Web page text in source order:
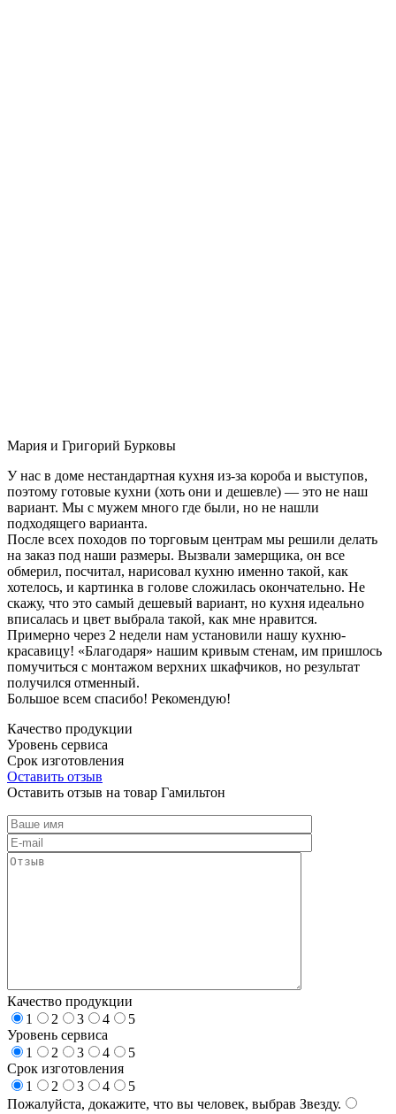
Мария и Григорий Бурковы
У нас в доме нестандартная кухня из-за короба и выступов,
поэтому готовые кухни (хоть они и дешевле) — это не наш
вариант. Мы с мужем много где были, но не нашли
подходящего варианта.
После всех походов по торговым центрам мы решили делать
на заказ под наши размеры. Вызвали замерщика, он все
обмерил, посчитал, нарисовал кухню именно такой, как
хотелось, и картинка в голове сложилась окончательно. Не
скажу, что это самый дешевый вариант, но кухня идеально
вписалась и цвет выбрала такой, как мне нравится.
Примерно через 2 недели нам установили нашу кухню-
красавицу! «Благодаря» нашим кривым стенам, им пришлось
помучиться с монтажом верхних шкафчиков, но результат
получился отменный.
Большое всем спасибо! Рекомендую!
Качество продукции
Уровень сервиса
Срок изготовления
Оставить отзыв
Оставить отзыв на товар Гамильтон
Качество продукции
1
2 3 4
5
Уровень сервиса
1
2 3 4
5
Срок изготовления
1
2 3 4
5
Пожалуйста, докажите, что вы человек, выбрав Звезду.